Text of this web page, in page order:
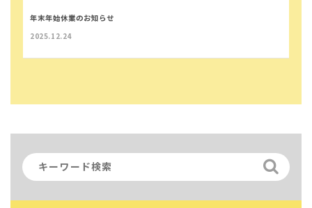
年末年始休業のお知らせ
2025.12.24